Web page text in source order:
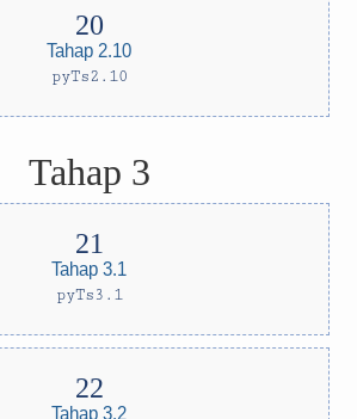
Tahap 2.10
pyTs2.10
Tahap 3
Tahap 3.1
pyTs3.1
Tahap 3.2